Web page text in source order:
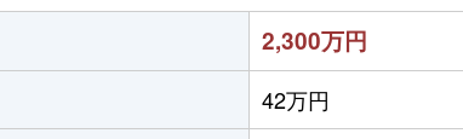
2,300万円
42万円